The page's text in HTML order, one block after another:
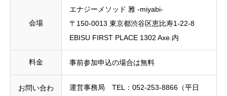
会場
エナジーメソッド 雅 -miyabi-
〒150-0013 東京都渋谷区恵比寿1-22-8
EBISU FIRST PLACE 1302 Axe.内
料金 事前参加申込の場合は無料
お問い合わ
運営事務局 TEL：052-253-8866（平日